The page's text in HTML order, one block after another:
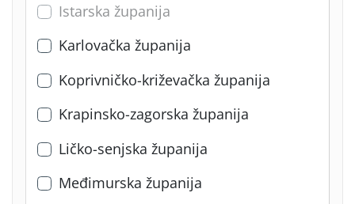
Istarska županija
Karlovačka županija
Koprivničko-križevačka županija
Krapinsko-zagorska županija
Ličko-senjska županija
Međimurska županija